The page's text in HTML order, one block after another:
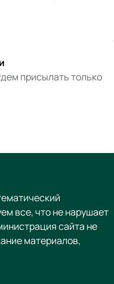
присылать только
все, что не нарушает
сайта не
материалов,